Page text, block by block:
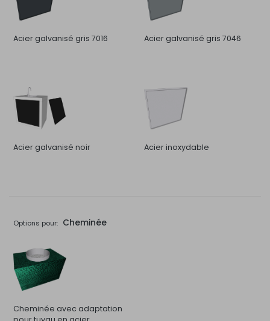
Acier galvanisé gris 7016 Acier galvanisé gris 7046
Acier galvanisé noir Acier inoxydable
Options pour: Cheminée
Cheminée avec adaptation